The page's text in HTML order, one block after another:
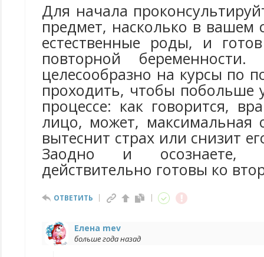
Для начала
предмет, насколько в вашем
естественные роды, и
повторной
целесообразно на курсы по
проходить, чтобы побольше
процессе: как говорится,
лицо, может, максимальная
вытеснит страх или снизит
Заодно и осознаете,
действительно готовы ко
ОТВЕТИТЬ
Елена mev
больше года назад